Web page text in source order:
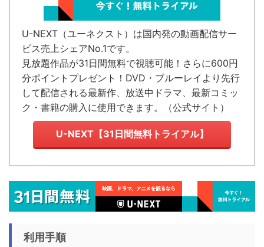
U-NEXT（ユーネクスト） は国内発の動画配信サー
ビス売上シェアNo.1です。
見放題作品が31日間無料で視聴可能！ さらに600円
分ポイントプレゼント！DVD・ブルーレイより先行
して配信される最新作、放送中ドラマ、最新コミッ
ク・書籍の購入に使用できます。（公式サイト ）
U-NEXT【31日間無料トライアル】
利用手順